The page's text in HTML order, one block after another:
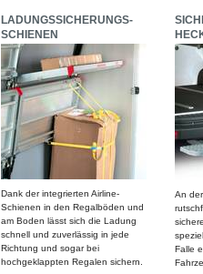
LADUNGSSICHERUNGS-
SCHIENEN
Dank der integrierten Airline-
Schienen in den Regalböden und
am Boden lässt sich die Ladung
schnell und zuverlässig in jede
Richtung und sogar bei
hochgeklappten Regalen sichern.
An
Falle